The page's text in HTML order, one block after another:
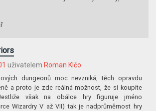
uživatelem Roman Klčo
dungeonů moc nevzniká, těch opravdu
a proto je zde reálná možnost, že si koupíte
však na obálce hry figuruje jméno
Wizardry V až VII) tak je nadprůměrnost hry